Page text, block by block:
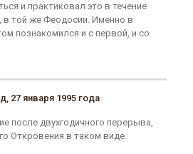
и практиковал это в течение
в той же Феодосии. Именно в
познакомился и с первой, и со
27 января 1995 года
после двухгодичного перерыва,
Откровения в таком виде.